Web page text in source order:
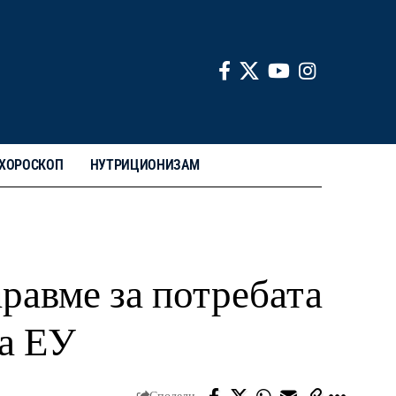
НУТРИЦИОНИЗАМ
за потребата
ЕУ